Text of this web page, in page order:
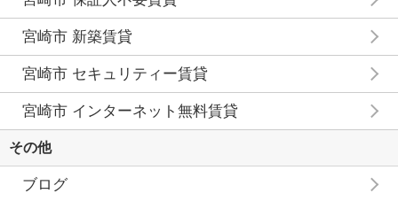
宮崎市 新築賃貸
宮崎市 セキュリティー賃貸
宮崎市 インターネット無料賃貸
その他
ブログ